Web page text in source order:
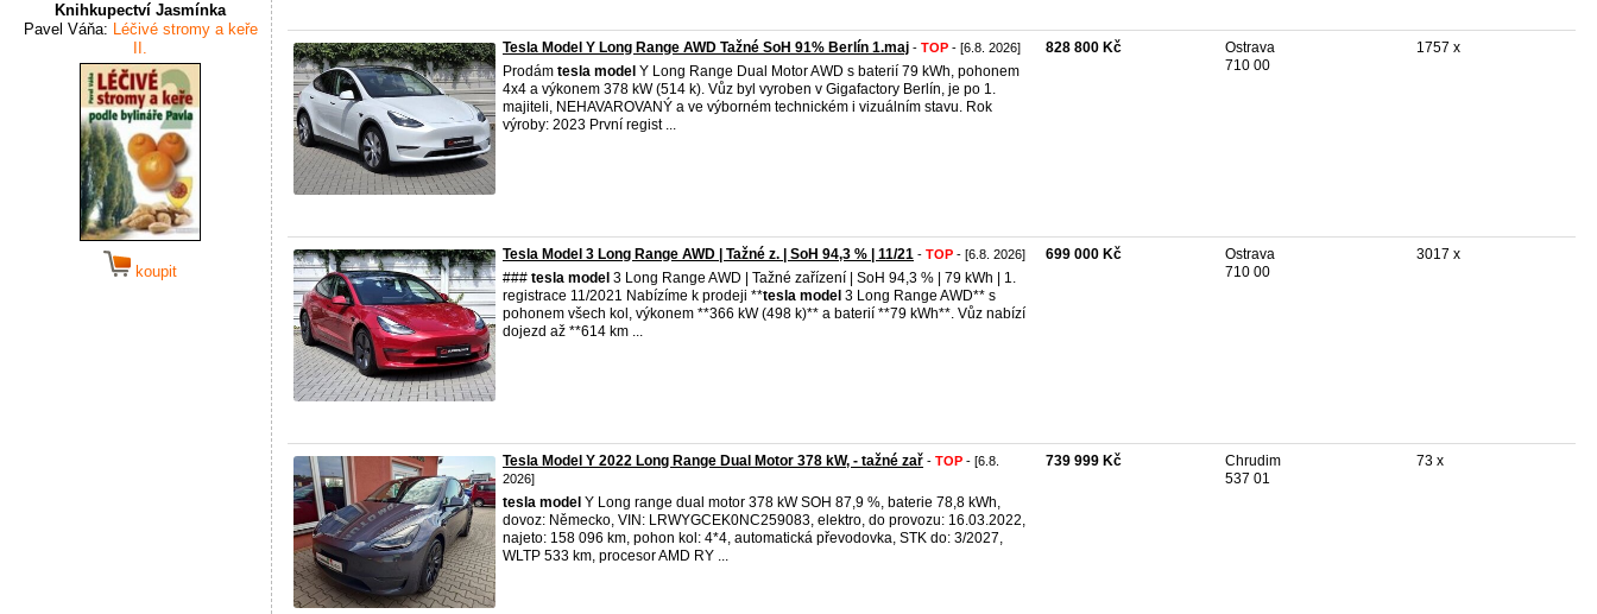
Knihkupectví Jasmínka
Pavel Váňa: Léčivé stromy a keře
II.
koupit
Tesla Model Y Long Range AWD Tažné SoH 91% Berlín 1.maj - TOP - [6.8. 2026]
Prodám tesla model Y Long Range Dual Motor AWD s baterií 79 kWh, pohonem
4x4 a výkonem 378 kW (514 k). Vůz byl vyroben v Gigafactory Berlín, je po 1.
majiteli, NEHAVAROVANÝ a ve výborném technickém i vizuálním stavu. Rok
výroby: 2023 První regist ...
828 800 Kč
Ostrava
710 00
1757 x
Tesla Model 3 Long Range AWD | Tažné z. | SoH 94,3 % | 11/21 - TOP - [6.8. 2026]
### tesla model 3 Long Range AWD | Tažné zařízení | SoH 94,3 % | 79 kWh | 1.
registrace 11/2021 Nabízíme k prodeji **tesla model 3 Long Range AWD** s
pohonem všech kol, výkonem **366 kW (498 k)** a baterií **79 kWh**. Vůz nabízí
dojezd až **614 km ...
699 000 Kč
Ostrava
710 00
3017 x
Tesla Model Y 2022 Long Range Dual Motor 378 kW, - tažné zař - TOP - [6.8.
2026]
tesla model Y Long range dual motor 378 kW SOH 87,9 %, baterie 78,8 kWh,
dovoz: Německo, VIN: LRWYGCEK0NC259083, elektro, do provozu: 16.03.2022,
najeto: 158 096 km, pohon kol: 4*4, automatická převodovka, STK do: 3/2027,
WLTP 533 km, procesor AMD RY ...
739 999 Kč
Chrudim
537 01
73 x